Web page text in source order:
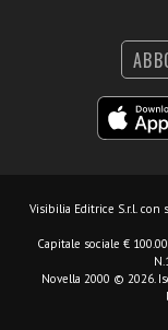
Visibilia Editrice S.r.l. con
Capitale sociale €
Novella 2000 © 2026.